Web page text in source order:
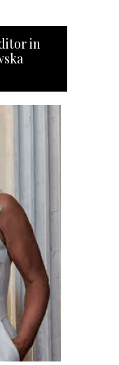
in